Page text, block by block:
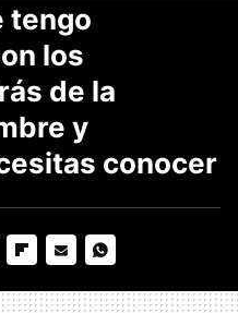
tengo
los
de la
y
conocer